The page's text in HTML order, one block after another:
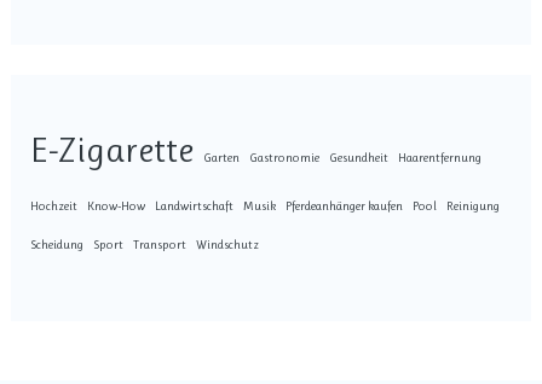
E-Zigarette Garten Gastronomie Gesundheit Haarentfernung
Hochzeit Know-How Landwirtschaft Musik Pferdeanhänger kaufen Pool Reinigung
Scheidung Sport Transport Windschutz